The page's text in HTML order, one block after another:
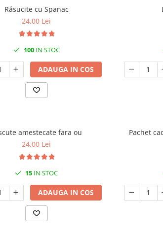
Răsucite cu Spanac
24,00 Lei
100IN STOC
ADAUGA IN COS
amestecate fara ou
24,00 Lei
15 IN STOC
ADAUGA IN COS
Pachet